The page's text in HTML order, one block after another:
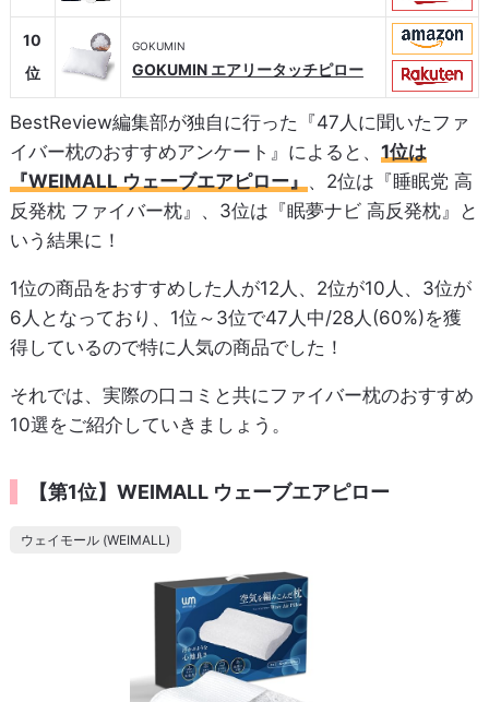
10
位
GOKUMIN
GOKUMIN エアリータッチピロー
BestReview編集部が独自に行った『47人に聞いたファ
イバー枕のおすすめアンケート』によると、 1位は
『WEIMALL ウェーブエアピロー』 、2位は『睡眠党 高
反発枕 ファイバー枕』、3位は『眠夢ナビ 高反発枕』と
いう結果に！
1位の商品をおすすめした人が12人、2位が10人、3位が
6人となっており、1位～3位で47人中/28人(60%)を獲
得しているので特に人気の商品でした！
それでは、実際の口コミと共にファイバー枕のおすすめ
10選をご紹介していきましょう。
【第1位】WEIMALL ウェーブエアピロー
ウェイモール (WEIMALL)